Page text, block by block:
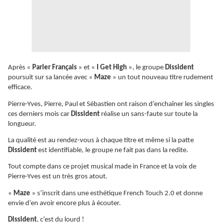
Après « Parler Français » et « I Get High », le groupe Dissident
poursuit sur sa lancée avec « Maze » un tout nouveau titre rudement
efficace.
Pierre-Yves, Pierre, Paul et Sébastien ont raison d’enchaîner les singles
ces derniers mois car Dissident réalise un sans-faute sur toute la
longueur.
La qualité est au rendez-vous à chaque titre et même si la patte
Dissident est identifiable, le groupe ne fait pas dans la redite.
Tout compte dans ce projet musical made in France et la voix de
Pierre-Yves est un très gros atout.
« Maze » s’inscrit dans une esthétique French Touch 2.0 et donne
envie d’en avoir encore plus à écouter.
Dissident, c’est du lourd !